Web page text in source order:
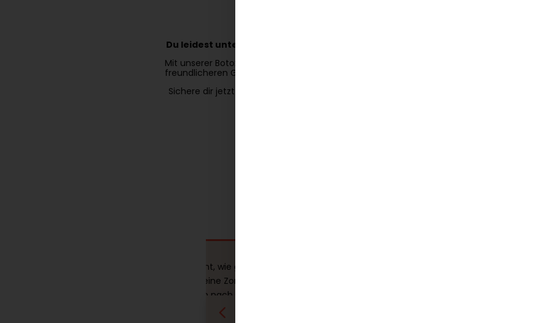
Du leidest unter tiefen Falten zwischen den Augenbrauen, die dich streng oder
Mit unserer Botox-Behandlung wird gezielt die Stirnmuskulatur entspannt – glättend,
freundlicheren Gesichtsausdruck.
Sichere dir jetzt schnell und unkompliziert einen Termin bei B1 Medical und lass dich von
Ich war total überrascht, wie gut die
Behandlung gegen meine Zornesfalte
funktioniert hat. Schon nach der ersten
Sitzung sah ich viel jünger und entspannter